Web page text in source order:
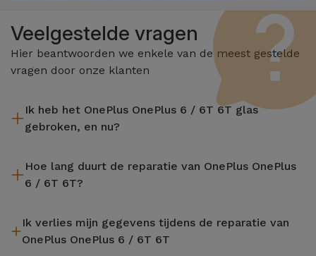
Veelgestelde vragen
Hier beantwoorden we enkele van de meest gestelde
vragen door onze klanten
Ik heb het OnePlus OnePlus 6 / 6T 6T glas
gebroken, en nu?
garantie. Vind de dichtstbijzijnde winkel bij u in de buurt.
Hoe lang duurt de reparatie van OnePlus OnePlus
6 / 6T 6T?
worden uitgevoerd in ongeveer 20 tot 30 minuten.
Ik verlies mijn gegevens tijdens de reparatie van
OnePlus OnePlus 6 / 6T 6T